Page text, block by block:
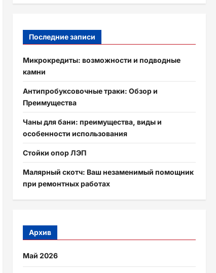
Последние записи
Микрокредиты: возможности и подводные
камни
Антипробуксовочные траки: Обзор и
Преимущества
Чаны для бани: преимущества, виды и
особенности использования
Стойки опор ЛЭП
Малярный скотч: Ваш незаменимый помощник
при ремонтных работах
Архив
Май 2026